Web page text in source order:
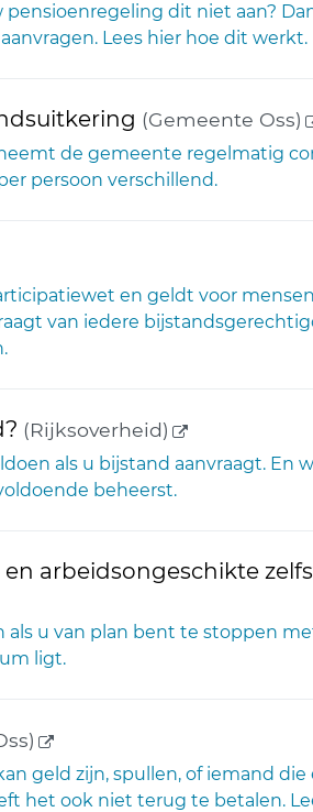
pensioenregeling dit niet aan?
Lees hier hoe dit werkt.
(Gemeente Oss)
de gemeente regelmatig
persoon verschillend.
en geldt voor
van iedere
(Rijksoverheid) (externe link)
als u bijstand aanvraagt. En
beheerst.
arbeidsongeschikte
als u van plan bent te stoppen
ligt.
(externe link)
geld zijn, spullen, of iemand
het ook niet terug te betalen.